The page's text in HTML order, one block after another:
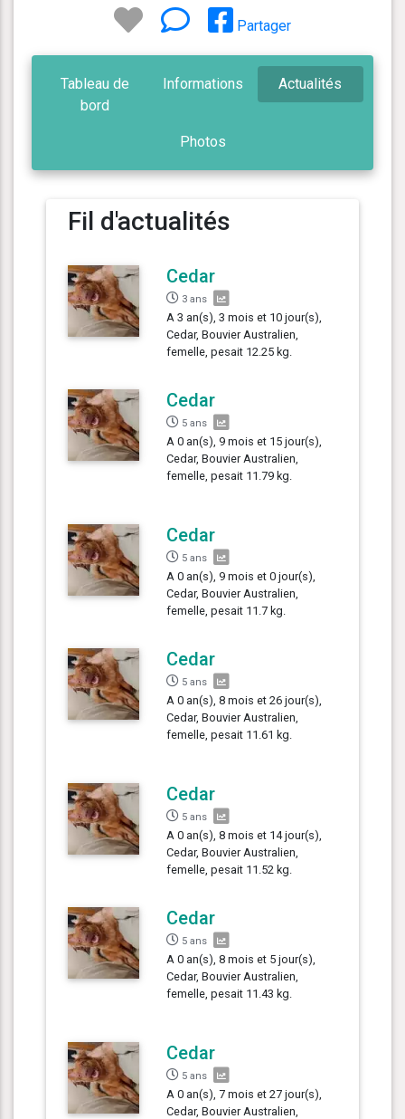
Partager
Tableau de
bord
Informations Actualités
Photos
Fil d'actualités
Cedar
3 ans
A 3 an(s), 3 mois et 10 jour(s),
Cedar, Bouvier Australien,
femelle, pesait 12.25 kg.
Cedar
5 ans
A 0 an(s), 9 mois et 15 jour(s),
Cedar, Bouvier Australien,
femelle, pesait 11.79 kg.
Cedar
5 ans
A 0 an(s), 9 mois et 0 jour(s),
Cedar, Bouvier Australien,
femelle, pesait 11.7 kg.
Cedar
5 ans
A 0 an(s), 8 mois et 26 jour(s),
Cedar, Bouvier Australien,
femelle, pesait 11.61 kg.
Cedar
5 ans
A 0 an(s), 8 mois et 14 jour(s),
Cedar, Bouvier Australien,
femelle, pesait 11.52 kg.
Cedar
5 ans
A 0 an(s), 8 mois et 5 jour(s),
Cedar, Bouvier Australien,
femelle, pesait 11.43 kg.
Cedar
5 ans
A 0 an(s), 7 mois et 27 jour(s),
Cedar, Bouvier Australien,